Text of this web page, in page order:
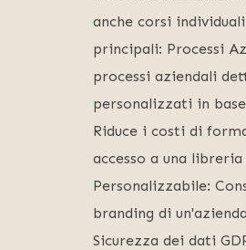
anche corsi
principali: Processi
processi aziendali
personalizzati in
Riduce i costi di
accesso a una
Personalizzabile:
branding di
Sicurezza dei dati